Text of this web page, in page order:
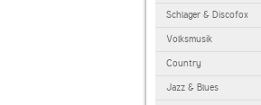
Schlager & Discofox
Volksmusik
Country
Jazz & Blues